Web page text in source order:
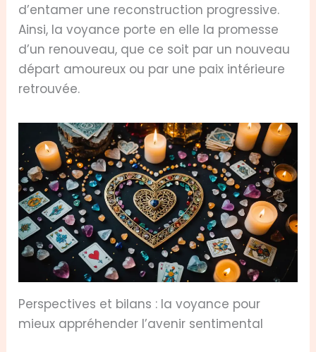
d’entamer une reconstruction progressive.
Ainsi, la voyance porte en elle la promesse
d’un renouveau, que ce soit par un nouveau
départ amoureux ou par une paix intérieure
retrouvée.
Perspectives et bilans : la voyance pour
mieux appréhender l’avenir sentimental